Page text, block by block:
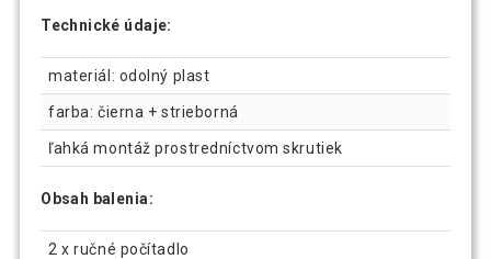
Technické údaje:
materiál: odolný plast
farba: čierna + strieborná
ľahká montáž prostredníctvom skrutiek
Obsah balenia:
2 x ručné počítadlo